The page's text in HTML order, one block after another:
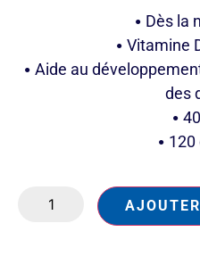
Dès la
Vitamine
Aide au
des
120